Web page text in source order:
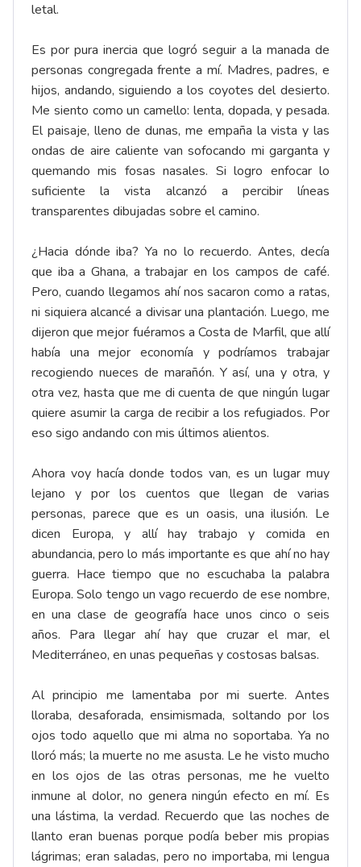
letal.
Es por pura inercia que logró seguir a la manada de
personas congregada frente a mí. Madres, padres, e
hijos, andando, siguiendo a los coyotes del desierto.
Me siento como un camello: lenta, dopada, y pesada.
El paisaje, lleno de dunas, me empaña la vista y las
ondas de aire caliente van sofocando mi garganta y
quemando mis fosas nasales. Si logro enfocar lo
suficiente la vista alcanzó a percibir líneas
transparentes dibujadas sobre el camino.
¿Hacia dónde iba? Ya no lo recuerdo. Antes, decía
que iba a Ghana, a trabajar en los campos de café.
Pero, cuando llegamos ahí nos sacaron como a ratas,
ni siquiera alcancé a divisar una plantación. Luego, me
dijeron que mejor fuéramos a Costa de Marfil, que allí
había una mejor economía y podríamos trabajar
recogiendo nueces de marañón. Y así, una y otra, y
otra vez, hasta que me di cuenta de que ningún lugar
quiere asumir la carga de recibir a los refugiados. Por
eso sigo andando con mis últimos alientos.
Ahora voy hacía donde todos van, es un lugar muy
lejano y por los cuentos que llegan de varias
personas, parece que es un oasis, una ilusión. Le
dicen Europa, y allí hay trabajo y comida en
abundancia, pero lo más importante es que ahí no hay
guerra. Hace tiempo que no escuchaba la palabra
Europa. Solo tengo un vago recuerdo de ese nombre,
en una clase de geografía hace unos cinco o seis
años. Para llegar ahí hay que cruzar el mar, el
Mediterráneo, en unas pequeñas y costosas balsas.
Al principio me lamentaba por mi suerte. Antes
lloraba, desaforada, ensimismada, soltando por los
ojos todo aquello que mi alma no soportaba. Ya no
lloró más; la muerte no me asusta. Le he visto mucho
en los ojos de las otras personas, me he vuelto
inmune al dolor, no genera ningún efecto en mí. Es
una lástima, la verdad. Recuerdo que las noches de
llanto eran buenas porque podía beber mis propias
lágrimas; eran saladas, pero no importaba, mi lengua